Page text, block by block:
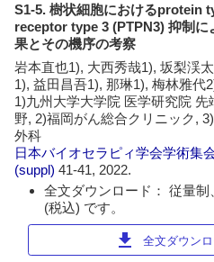
S1-5. 樹状細胞におけるprotein
receptor type 3 (PTPN3) 抑制に
果とその機序の考察
岩本直也1), 大西秀哉1), 坂梨渓
1), 益田昌吾1), 那琳1), 梅林雅代
1)九州大学大学院 医学研究院
野, 2)福岡がん総合クリニック,
外科
日本バイオセラピィ学会学術集
(suppl)41-41, 2022.
全文ダウンロード： 従量
(税込) です。
download 全文ダウン